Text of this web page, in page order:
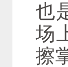
也
场
擦